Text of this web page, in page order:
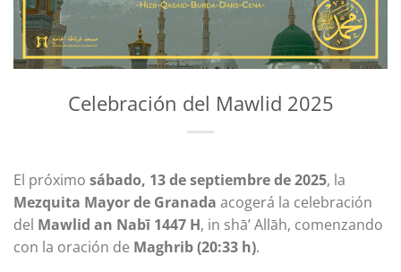
Celebración del Mawlid 2025
El próximo sábado, 13 de septiembre de 2025, la
Mezquita Mayor de Granada acogerá la celebración
del Mawlid an Nabī 1447 H, in shā’ Allāh, comenzando
con la oración de Maghrib (20:33 h).